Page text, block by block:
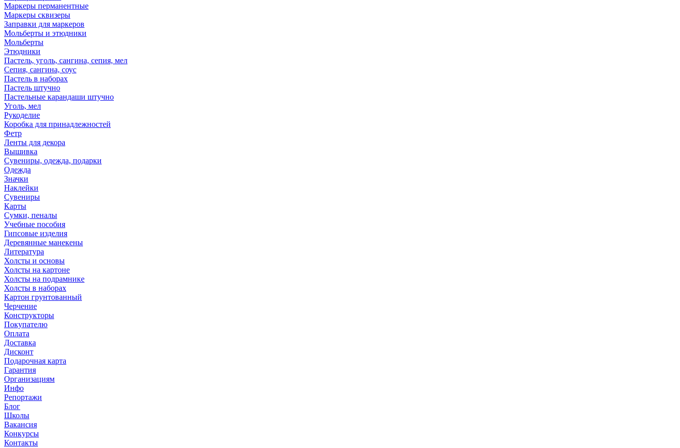
Маркеры перманентные
Маркеры сквизеры
Заправки для маркеров
Мольберты и этюдники
Мольберты
Этюдники
Пастель, уголь, сангина, сепия, мел
Сепия, сангина, соус
Пастель в наборах
Пастель штучно
Пастельные карандаши штучно
Уголь, мел
Рукоделие
Коробка для принадлежностей
Фетр
Ленты для декора
Вышивка
Сувениры, одежда, подарки
Одежда
Значки
Наклейки
Сувениры
Карты
Сумки, пеналы
Учебные пособия
Гипсовые изделия
Деревянные манекены
Литература
Холсты и основы
Холсты на картоне
Холсты на подрамнике
Холсты в наборах
Картон грунтованный
Черчение
Конструкторы
Покупателю
Оплата
Доставка
Дисконт
Подарочная карта
Гарантия
Организациям
Инфо
Репортажи
Блог
Школы
Вакансия
Конкурсы
Контакты